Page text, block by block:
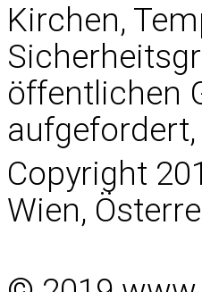
Kirchen,
öffentlichen
Copyright
Wien,